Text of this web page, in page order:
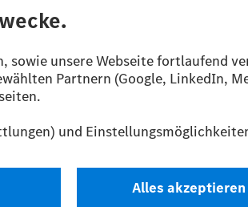
angegebenen Spannweiten beziehen sich auf den
durch den Pkw, sondern auch vom
ermittelt. Es liegen bislang weder bestätigte Werte